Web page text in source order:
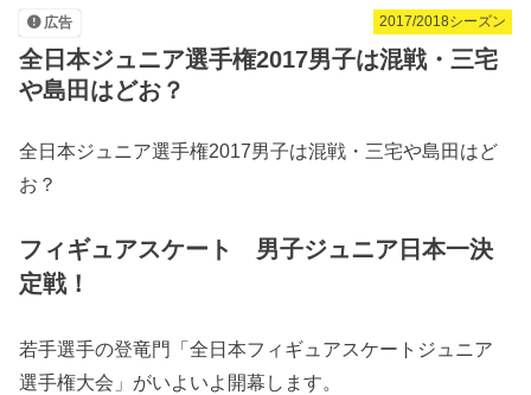
2017/2018シーズン
広告
全日本ジュニア選手権2017男子は混戦・三宅
や島田はどお？
全日本ジュニア選手権2017男子は混戦・三宅や島田はど
お？
フィギュアスケート 男子ジュニア日本一決
定戦！
若手選手の登竜門「全日本フィギュアスケートジュニア
選手権大会」がいよいよ開幕します。